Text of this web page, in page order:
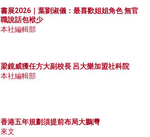
書展2026｜葉劉淑儀：最喜歡姐姐角色 無官
職說話包袱少
本社編輯部
梁鏡威獲任方大副校長 呂大樂加盟社科院
本社編輯部
香港五年規劃須提前布局大鵬灣
來文